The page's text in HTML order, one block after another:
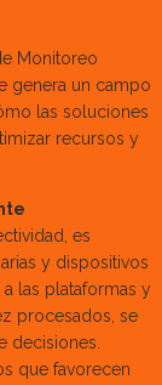
Monitoreo
genera un campo
las soluciones
recursos y
es
y dispositivos
las plataformas y
procesados, se
decisiones.
que favorecen